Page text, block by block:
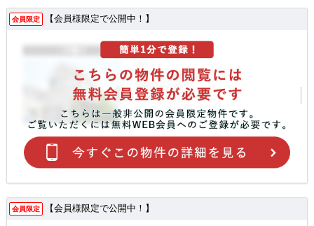
会員限定 【会員様限定で公開中！】
会員限定 【会員様限定で公開中！】